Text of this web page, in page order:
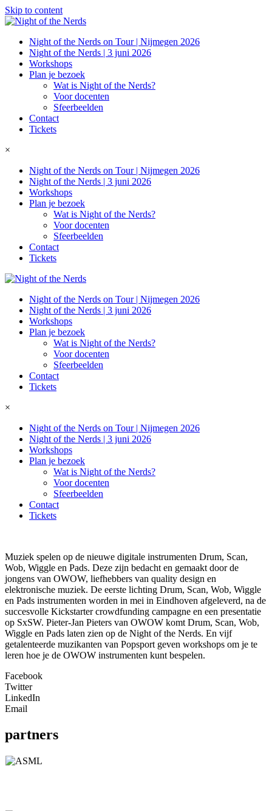
Skip to content
Night of the Nerds on Tour | Nijmegen 2026
Night of the Nerds | 3 juni 2026
Workshops
Plan je bezoek
Wat is Night of the Nerds?
Voor docenten
Sfeerbeelden
Contact
Tickets
×
Night of the Nerds on Tour | Nijmegen 2026
Night of the Nerds | 3 juni 2026
Workshops
Plan je bezoek
Wat is Night of the Nerds?
Voor docenten
Sfeerbeelden
Contact
Tickets
Night of the Nerds on Tour | Nijmegen 2026
Night of the Nerds | 3 juni 2026
Workshops
Plan je bezoek
Wat is Night of the Nerds?
Voor docenten
Sfeerbeelden
Contact
Tickets
×
Night of the Nerds on Tour | Nijmegen 2026
Night of the Nerds | 3 juni 2026
Workshops
Plan je bezoek
Wat is Night of the Nerds?
Voor docenten
Sfeerbeelden
Contact
Tickets
Muziek spelen op de nieuwe digitale instrumenten Drum, Scan,
Wob, Wiggle en Pads. Deze zijn bedacht en gemaakt door de
jongens van OWOW, liefhebbers van quality design en
elektronische muziek. De eerste lichting Drum, Scan, Wob, Wiggle
en Pads instrumenten worden in mei in Eindhoven afgeleverd, na de
succesvolle Kickstarter crowdfunding campagne en een presentatie
op SxSW. Pieter-Jan Pieters van OWOW komt Drum, Scan, Wob,
Wiggle en Pads laten zien op de Night of the Nerds. En vijf
getalenteerde muzikanten van Popsport geven workshops om je te
leren hoe je de OWOW instrumenten kunt bespelen.
Facebook
Twitter
LinkedIn
Email
partners